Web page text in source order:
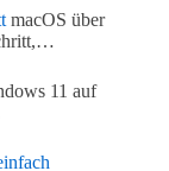
macOS über
11 auf